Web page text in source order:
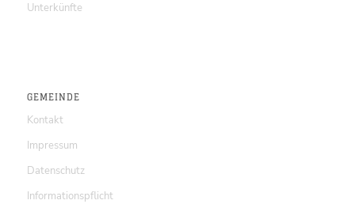
Unterkünfte
GEMEINDE
Kontakt
Impressum
Datenschutz
Informationspflicht